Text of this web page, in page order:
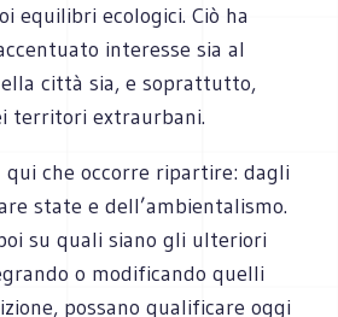
equilibri ecologici. Ciò ha
interesse sia al
città sia, e soprattutto,
territori extraurbani.
qui che occorre ripartire: dagli
state e dell’ambientalismo.
su quali siano gli ulteriori
o modificando quelli
possano qualificare oggi